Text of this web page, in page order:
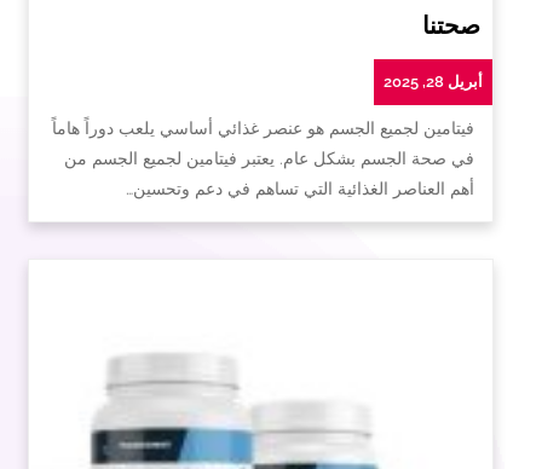
صحتنا
أبريل 28, 2025
فيتامين لجميع الجسم هو عنصر غذائي أساسي يلعب دوراً هاماً
في صحة الجسم بشكل عام. يعتبر فيتامين لجميع الجسم من
أهم العناصر الغذائية التي تساهم في دعم وتحسين…